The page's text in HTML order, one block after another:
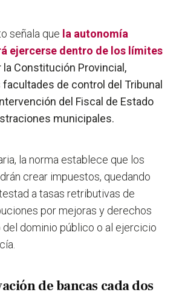
señala que la autonomía
ejercerse dentro de los límites
Constitución Provincial,
de control del Tribunal
del Fiscal de Estado
municipales.
la norma establece que los
crear impuestos, quedando
a tasas retributivas de
por mejoras y derechos
del dominio público o al ejercicio
de bancas cada dos